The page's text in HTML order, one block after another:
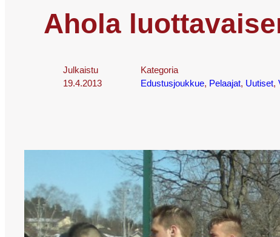
Ahola
Julkaistu
19.4.2013
Kategoria
Edustusjoukkue, Pelaajat, Uutiset,